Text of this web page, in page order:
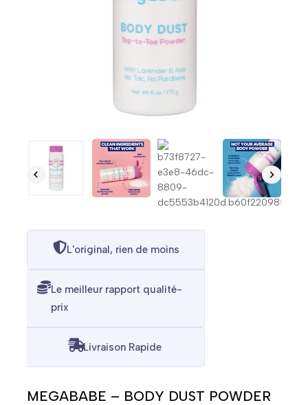
L'original, rien de moins
Le meilleur rapport qualité-
prix
Livraison Rapide
MEGABABE – BODY DUST POWDER